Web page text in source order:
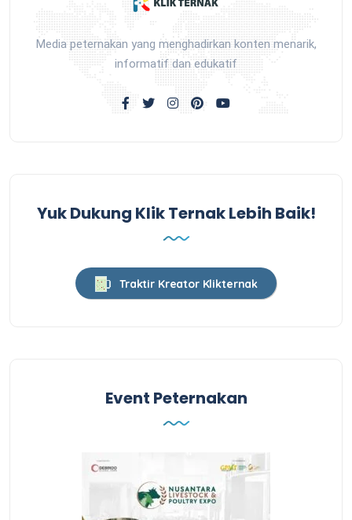
Media peternakan yang menghadirkan konten menarik,
informatif dan edukatif
Yuk Dukung Klik Ternak Lebih Baik!
Traktir Kreator Klikternak
Event Peternakan